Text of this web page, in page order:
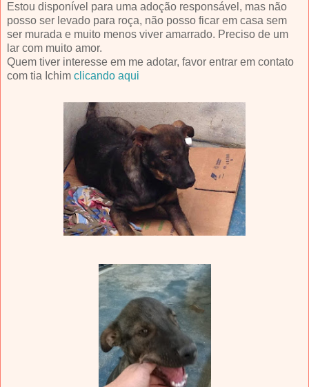
Estou disponível para uma adoção responsável, mas não
posso ser levado para roça, não posso ficar em casa sem
ser murada e muito menos viver amarrado. Preciso de um
lar com muito amor.
Quem tiver interesse em me adotar, favor entrar em contato
com tia Ichim clicando aqui